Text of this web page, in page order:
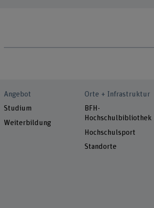
Angebot
Studium
Weiterbildung
Orte + Infrastruktur
BFH-
Hochschulbibliothek
Hochschulsport
Standorte